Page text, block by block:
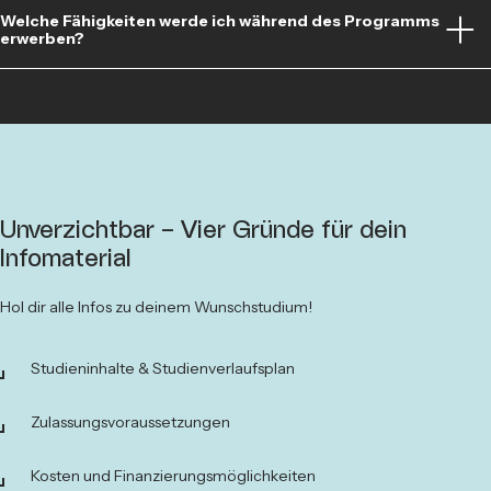
in den BereichenMarketing, Finanzen, Personalwesen,
Beratung und Management
Anstellungen finden.
Welche Fähigkeiten werde ich während des Programms
erwerben?
Problemlösungsfähigkeiten, kritisches Denken, Kommunikation und
Unverzichtbar – Vier Gründe für dein
Infomaterial
Hol dir alle Infos zu deinem Wunschstudium!
Studieninhalte & Studienverlaufsplan
Zulassungsvoraussetzungen
Kosten und Finanzierungsmöglichkeiten